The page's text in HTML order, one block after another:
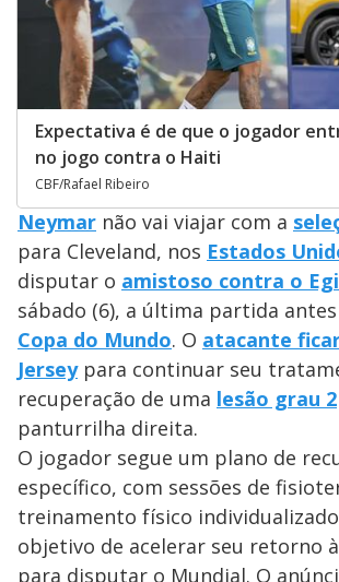
Expectativa é de que o jogador
no jogo contra o Haiti
CBF/Rafael Ribeiro
Neymar não vai viajar com a
para Cleveland, nos Estados
disputar o amistoso contra o
sábado (6), a última partida
Copa do Mundo. O atacante
Jerseypara continuar seu
recuperação de uma lesão grau 2
panturrilha direita.
O jogador segue um plano de
específico, com sessões de
treinamento físico
objetivo de acelerar seu retorno
para disputar o Mundial. O